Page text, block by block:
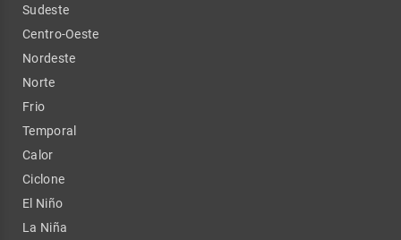
Sudeste
Centro-Oeste
Nordeste
Norte
Frio
Temporal
Calor
Ciclone
El Niño
La Niña